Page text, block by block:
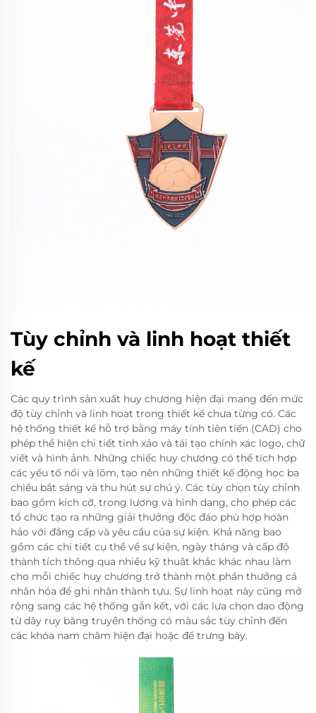
Tùy chỉnh và linh hoạt thiết
kế
Các quy trình sản xuất huy chương hiện đại mang đến mức
độ tùy chỉnh và linh hoạt trong thiết kế chưa từng có. Các
hệ thống thiết kế hỗ trợ bằng máy tính tiên tiến (CAD) cho
phép thể hiện chi tiết tinh xảo và tái tạo chính xác logo, chữ
viết và hình ảnh. Những chiếc huy chương có thể tích hợp
các yếu tố nổi và lõm, tạo nên những thiết kế động học ba
chiều bắt sáng và thu hút sự chú ý. Các tùy chọn tùy chỉnh
bao gồm kích cỡ, trọng lượng và hình dạng, cho phép các
tổ chức tạo ra những giải thưởng độc đáo phù hợp hoàn
hảo với đẳng cấp và yêu cầu của sự kiện. Khả năng bao
gồm các chi tiết cụ thể về sự kiện, ngày tháng và cấp độ
thành tích thông qua nhiều kỹ thuật khắc khác nhau làm
cho mỗi chiếc huy chương trở thành một phần thưởng cá
nhân hóa để ghi nhận thành tựu. Sự linh hoạt này cũng mở
rộng sang các hệ thống gắn kết, với các lựa chọn dao động
từ dây ruy băng truyền thống có màu sắc tùy chỉnh đến
các khóa nam châm hiện đại hoặc đế trưng bày.